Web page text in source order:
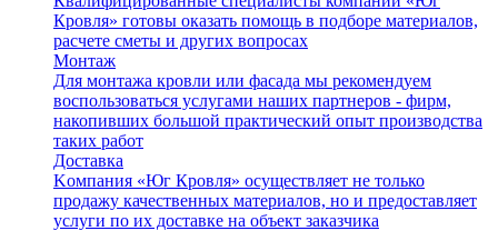
Кровля» готовы оказать помощь в подборе материалов,
расчете сметы и других вопросах
Монтаж
Для монтажа кровли или фасада мы рекомендуем
воспользоваться услугами наших партнеров - фирм,
накопивших большой практический опыт производства
таких работ
Доставка
Kомпания «Юг Кровля» осуществляет не только
продажу качественных материалов, но и предоставляет
услуги по их доставке на объект заказчика